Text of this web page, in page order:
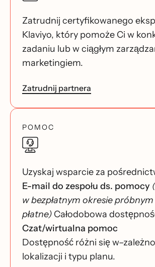
Zatrudnij certyfikowanego
Klaviyo, który pomoże Ci w
zadaniu lub w ciągłym
marketingiem.
Zatrudnij partnera
POMOC
Uzyskaj wsparcie za
E-mail do zespołu ds. pomocy
w bezpłatnym okresie
płatne) Całodobowa
Czat/wirtualna pomoc
Dostępność różni się
lokalizacji i typu planu.